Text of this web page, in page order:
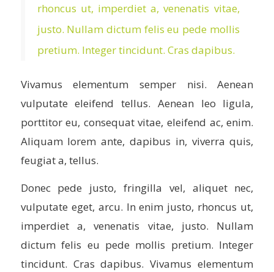
rhoncus ut, imperdiet a, venenatis vitae,
justo. Nullam dictum felis eu pede mollis
pretium. Integer tincidunt. Cras dapibus.
Vivamus elementum semper nisi. Aenean
vulputate eleifend tellus. Aenean leo ligula,
porttitor eu, consequat vitae, eleifend ac, enim.
Aliquam lorem ante, dapibus in, viverra quis,
feugiat a, tellus.
Donec pede justo, fringilla vel, aliquet nec,
vulputate eget, arcu. In enim justo, rhoncus ut,
imperdiet a, venenatis vitae, justo. Nullam
dictum felis eu pede mollis pretium. Integer
tincidunt. Cras dapibus. Vivamus elementum